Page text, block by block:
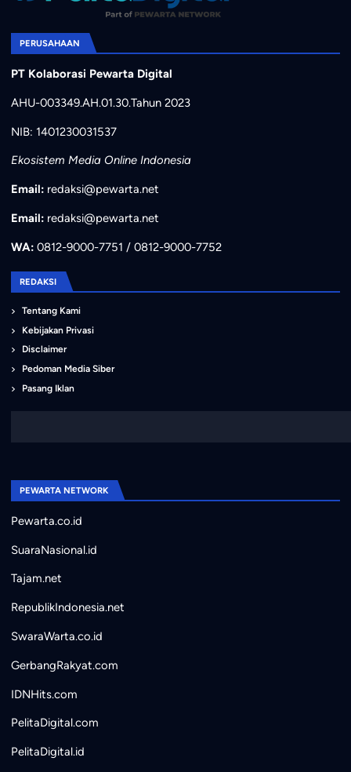
PERUSAHAAN
PT Kolaborasi Pewarta Digital
AHU-003349.AH.01.30.Tahun 2023
NIB: 1401230031537
Ekosistem Media Online Indonesia
Email: redaksi@pewarta.net
Email: redaksi@pewarta.net
WA:0812-9000-7751 / 0812-9000-7752
REDAKSI
Tentang Kami
Kebijakan Privasi
Disclaimer
Pedoman Media Siber
Pasang Iklan
PEWARTA NETWORK
Pewarta.co.id
SuaraNasional.id
Tajam.net
RepublikIndonesia.net
SwaraWarta.co.id
GerbangRakyat.com
IDNHits.com
PelitaDigital.com
PelitaDigital.id